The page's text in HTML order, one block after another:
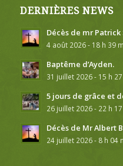
DERNIÈRES NEWS
Décès de mr Patrick
4 août 2026 - 18 h 39
Baptême d’Ayden.
31 juillet 2026 - 15 h
5 jours de grâce et
26 juillet 2026 - 22 h
Décès de Mr Albert
24 juillet 2026 - 8 h 04